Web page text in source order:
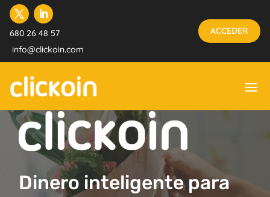
680 26 48 57
info@clickoin.com
ACCEDER
Dinero inteligente para